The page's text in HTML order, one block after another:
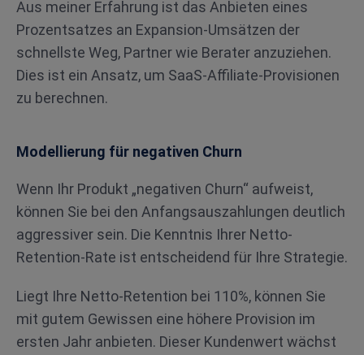
Aus meiner Erfahrung ist das Anbieten eines
Prozentsatzes an Expansion-Umsätzen der
schnellste Weg, Partner wie Berater anzuziehen.
Dies ist ein Ansatz, um SaaS-Affiliate-Provisionen
zu berechnen.
Modellierung für negativen Churn
Wenn Ihr Produkt „negativen Churn“ aufweist,
können Sie bei den Anfangsauszahlungen deutlich
aggressiver sein. Die Kenntnis Ihrer Netto-
Retention-Rate ist entscheidend für Ihre Strategie.
Liegt Ihre Netto-Retention bei 110%, können Sie
mit gutem Gewissen eine höhere Provision im
ersten Jahr anbieten. Dieser Kundenwert wächst